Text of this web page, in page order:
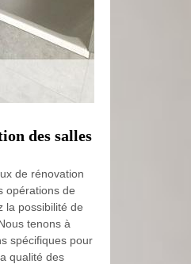
des salles
de rénovation
opérations de
la possibilité de
tenons à
spécifiques pour
qualité des